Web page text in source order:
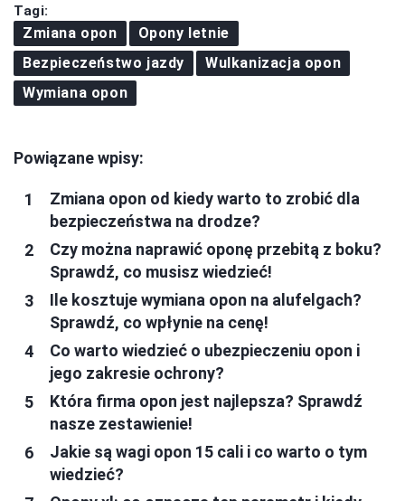
Tagi:
Zmiana opon
Opony letnie
Bezpieczeństwo jazdy
Wulkanizacja opon
Wymiana opon
Powiązane wpisy:
Zmiana opon od kiedy warto to zrobić dla
bezpieczeństwa na drodze?
Czy można naprawić oponę przebitą z boku?
Sprawdź, co musisz wiedzieć!
Ile kosztuje wymiana opon na alufelgach?
Sprawdź, co wpłynie na cenę!
Co warto wiedzieć o ubezpieczeniu opon i
jego zakresie ochrony?
Która firma opon jest najlepsza? Sprawdź
nasze zestawienie!
Jakie są wagi opon 15 cali i co warto o tym
wiedzieć?